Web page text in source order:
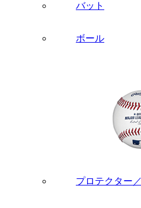
バット
ボール
プロテクター